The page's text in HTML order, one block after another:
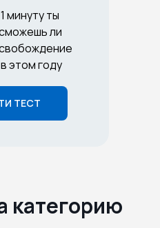
ТЕСТ
минуту ты
ли
этом году
категорию